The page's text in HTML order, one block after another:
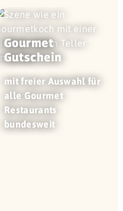
Gourmet
Gutschein
mit freier Auswahl für
alle Gourmet
Restaurants
bundesweit